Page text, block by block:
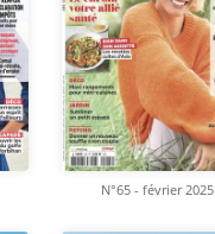
N°65 - février 2025